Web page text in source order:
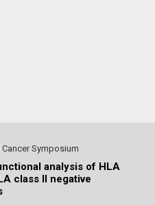
Symposium
analysis of HLA
class II negative